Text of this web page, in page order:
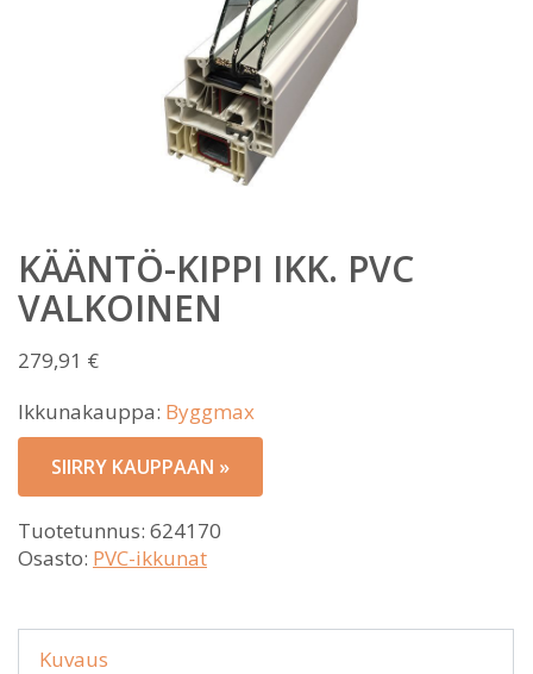
KÄÄNTÖ-KIPPI IKK. PVC
VALKOINEN
279,91 €
Ikkunakauppa: Byggmax
SIIRRY KAUPPAAN »
Tuotetunnus: 624170
Osasto: PVC-ikkunat
Kuvaus